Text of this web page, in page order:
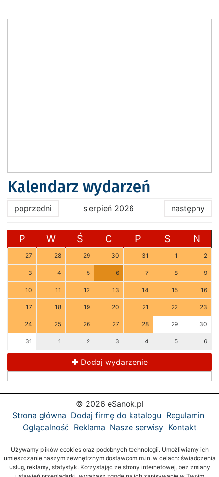
Kalendarz wydarzeń
poprzedni sierpień 2026 następny
P W Ś C P S N
27 28 29 30 31 1 2
3 4 5 6 7 8 9
10 11 12 13 14 15 16
17 18 19 20 21 22 23
24 25 26 27 28 29 30
31 1 2 3 4 5 6
Dodaj wydarzenie
© 2026 eSanok.pl
Strona główna Dodaj firmę do katalogu Regulamin
Oglądalność Reklama Nasze serwisy Kontakt
Używamy plików cookies oraz podobnych technologii. Umożliwiamy ich
umieszczanie naszym zewnętrznym dostawcom m.in. w celach: świadczenia
usług, reklamy, statystyk. Korzystając ze strony internetowej, bez zmiany